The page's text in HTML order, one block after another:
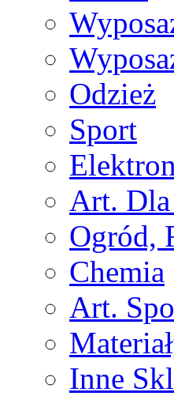
Odzież
Sport
Art.
Ogród,
Chemia
Art.
Inne